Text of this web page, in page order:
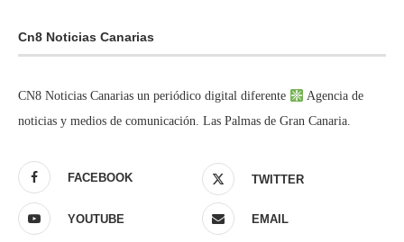
Cn8 Noticias Canarias
CN8 Noticias Canarias un periódico digital diferente
Agencia de
noticias y medios de comunicación. Las Palmas de Gran Canaria.
FACEBOOK TWITTER
YOUTUBE EMAIL